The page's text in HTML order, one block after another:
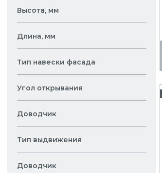
Высота, мм
Длина, мм
Тип навески фасада
Угол открывания
Доводчик
Тип выдвижения
Доводчик